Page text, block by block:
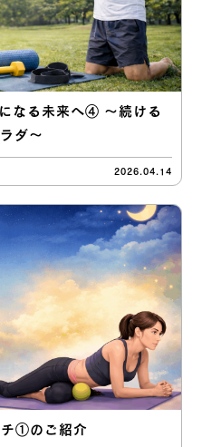
なる未来へ④ 〜続ける
ダ〜
2026.04.14
チ①のご紹介